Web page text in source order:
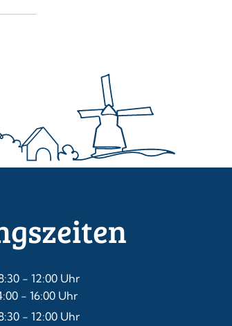
- 12:00 Uhr
08:30 bis 12:00 Uhr
- 16:00 Uhr
14:00 bis 16:00 Uhr
- 12:00 Uhr